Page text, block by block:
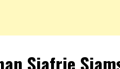
Sjafrie